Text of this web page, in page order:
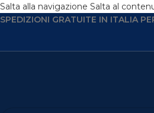
Salta alla navigazione Salta al
SPEDIZIONI GRATUITE IN ITALIA